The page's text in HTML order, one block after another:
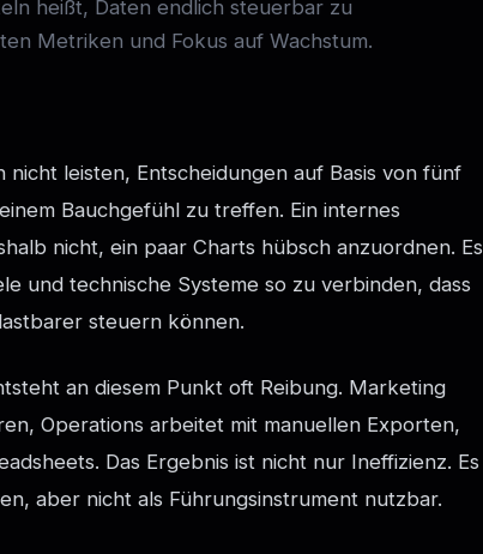
heißt, Daten endlich steuerbar zu
Metriken und Fokus auf Wachstum.
leisten, Entscheidungen auf Basis von fünf
Bauchgefühl zu treffen. Ein internes
nicht, ein paar Charts hübsch anzuordnen. Es
und technische Systeme so zu verbinden, dass
steuern können.
an diesem Punkt oft Reibung. Marketing
Operations arbeitet mit manuellen Exporten,
Das Ergebnis ist nicht nur Ineffizienz. Es
aber nicht als Führungsinstrument nutzbar.